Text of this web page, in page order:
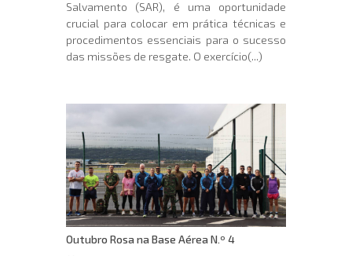
Salvamento (SAR), é uma oportunidade
crucial para colocar em prática técnicas e
procedimentos essenciais para o sucesso
das missões de resgate. O exercício(...)
Outubro Rosa na Base Aérea N.º 4